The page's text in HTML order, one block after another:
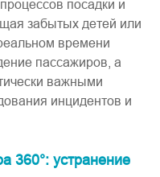
посадки и
забытых детей или
времени
пассажиров, а
важными
инцидентов и
360°: устранение